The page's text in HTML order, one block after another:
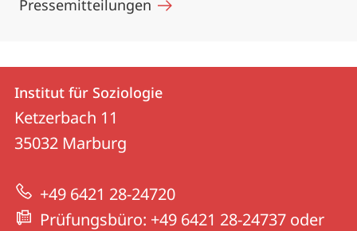
Pressemitteilungen
Kontakt
und
Informationen
zur
Website
Kontaktinformationen
Institut
für
Soziologie
Institut für Soziologie
Ketzerbach 11
35032 Marburg
+49 6421 28-24720
Prüfungsbüro: +49 6421 28-24737 oder